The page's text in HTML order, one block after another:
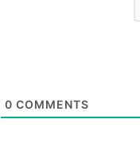
0 COMMENTS